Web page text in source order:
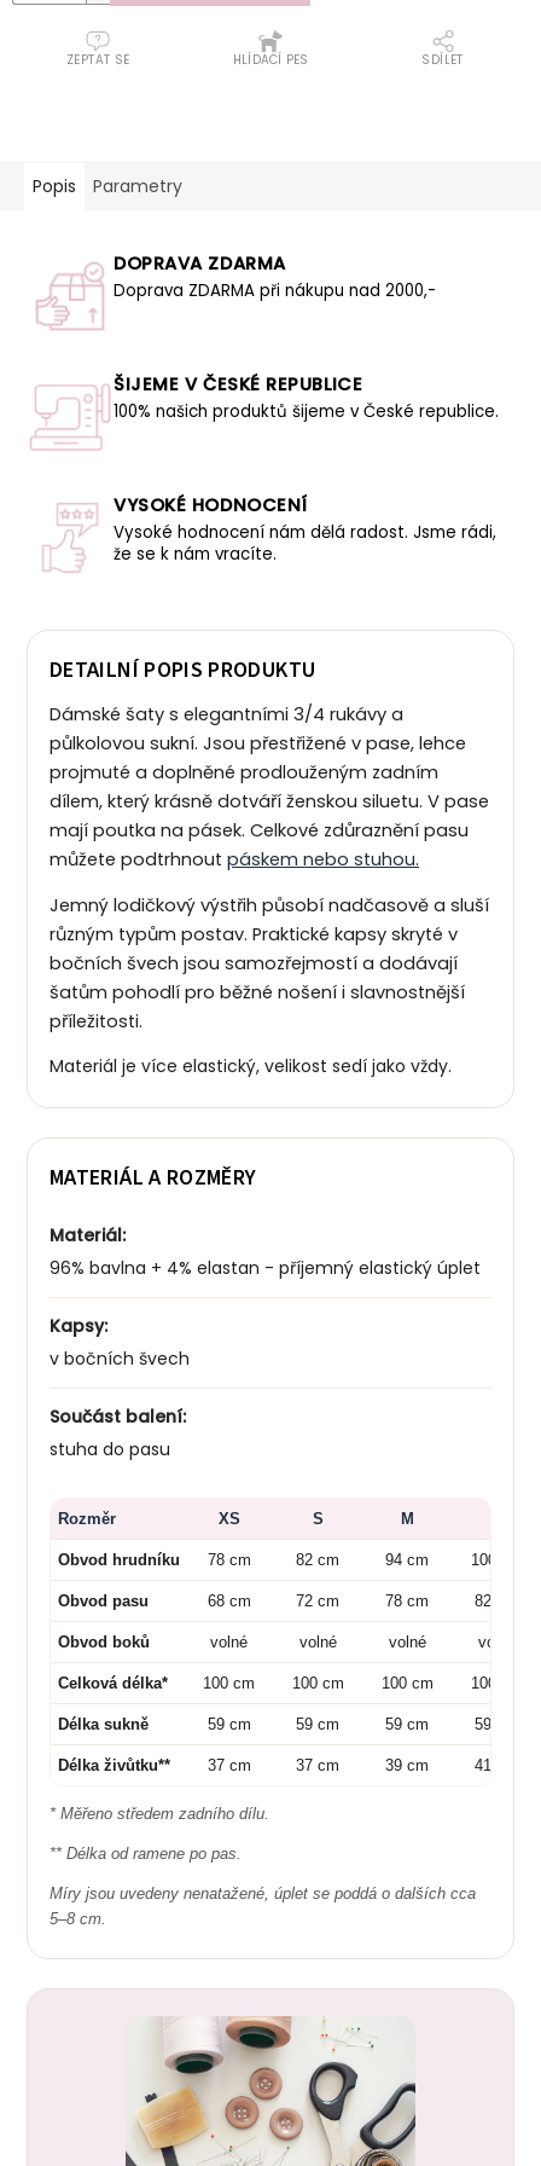
ZEPTAT SE HLÍDACÍ PES SDÍLET
Popis Parametry
DOPRAVA ZDARMA
Doprava ZDARMA při nákupu nad 2000,-
ŠIJEME V ČESKÉ REPUBLICE
100% našich produktů šijeme v České republice.
VYSOKÉ HODNOCENÍ
Vysoké hodnocení nám dělá radost. Jsme rádi,
že se k nám vracíte.
DETAILNÍ POPIS PRODUKTU
Dámské šaty s elegantními 3/4 rukávy a
půlkolovou sukní. Jsou přestřižené v pase, lehce
projmuté a doplněné prodlouženým zadním
dílem, který krásně dotváří ženskou siluetu. V pase
mají poutka na pásek. Celkové zdůraznění pasu
můžete podtrhnout páskem nebo stuhou.
Jemný lodičkový výstřih působí nadčasově a sluší
různým typům postav. Praktické kapsy skryté v
bočních švech jsou samozřejmostí a dodávají
šatům pohodlí pro běžné nošení i slavnostnější
příležitosti.
Materiál je více elastický, velikost sedí jako vždy.
MATERIÁL A ROZMĚRY
Materiál:
96% bavlna + 4% elastan - příjemný elastický úplet
Kapsy:
v bočních švech
Součást balení:
stuha do pasu
Rozměr XS S M
Obvod hrudníku 78 cm 82 cm 94 cm 100 cm
Obvod pasu 68 cm 72 cm 78 cm 82 cm
Obvod boků volné volné volné volné
Celková délka* 100 cm 100 cm 100 cm 100 cm
Délka sukně 59 cm 59 cm 59 cm 59 cm
Délka živůtku** 37 cm 37 cm 39 cm 41 cm
* Měřeno středem zadního dílu.
** Délka od ramene po pas.
Míry jsou uvedeny nenatažené, úplet se poddá o dalších cca
5–8 cm.